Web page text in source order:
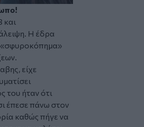
και
Η έδρα
«σφυροκόπημα»
είχε
του ήταν ότι
έπεσε πάνω στον
καθώς πήγε να